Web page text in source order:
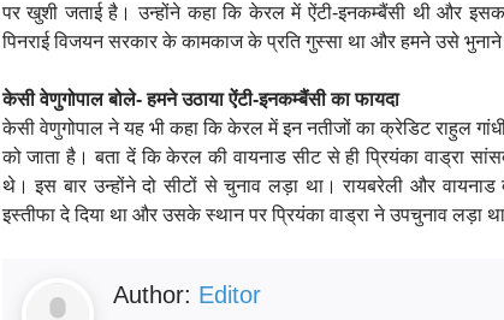
पर खुशी जताई है। उन्होंने कहा कि केरल में ऐंटी-इनकम्बैंसी थी और
पिनराई विजयन सरकार के कामकाज के प्रति गुस्सा था और हमने उसे
केसी वेणुगोपाल बोले- हमने उठाया ऐंटी-इनकम्बैंसी का फायदा
केसी वेणुगोपाल ने यह भी कहा कि केरल में इन नतीजों का क्रेडिट राहुल
को जाता है। बता दें कि केरल की वायनाड सीट से ही प्रियंका वाड्रा
थे। इस बार उन्होंने दो सीटों से चुनाव लड़ा था। रायबरेली और
इस्तीफा दे दिया था और उसके स्थान पर प्रियंका वाड्रा ने उपचुनाव लड़ा
Author: Editor